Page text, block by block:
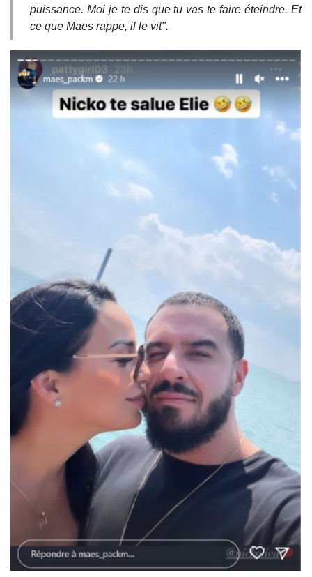
puissance. Moi je te dis que tu vas te faire éteindre. Et
ce que Maes rappe, il le vit".